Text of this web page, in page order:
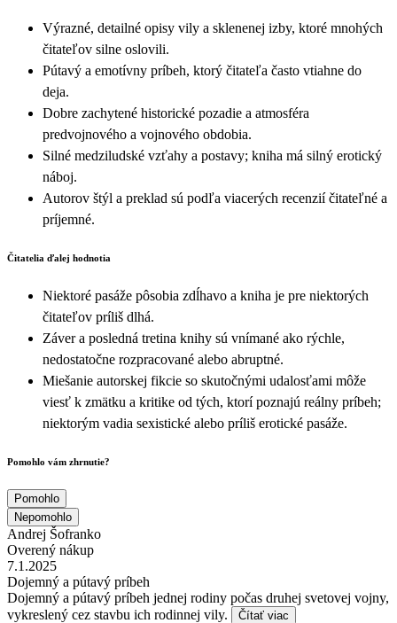
Výrazné, detailné opisy vily a sklenenej izby, ktoré mnohých
čitateľov silne oslovili.
Pútavý a emotívny príbeh, ktorý čitateľa často vtiahne do
deja.
Dobre zachytené historické pozadie a atmosféra
predvojnového a vojnového obdobia.
Silné medziludské vzťahy a postavy; kniha má silný erotický
náboj.
Autorov štýl a preklad sú podľa viacerých recenzií čitateľné a
príjemné.
Čitatelia ďalej hodnotia
Niektoré pasáže pôsobia zdĺhavo a kniha je pre niektorých
čitateľov príliš dlhá.
Záver a posledná tretina knihy sú vnímané ako rýchle,
nedostatočne rozpracované alebo abruptné.
Miešanie autorskej fikcie so skutočnými udalosťami môže
viesť k zmätku a kritike od tých, ktorí poznajú reálny príbeh;
niektorým vadia sexistické alebo príliš erotické pasáže.
Pomohlo vám zhrnutie?
Pomohlo
Nepomohlo
Andrej Šofranko
Overený nákup
7.1.2025
Dojemný a pútavý príbeh
Dojemný a pútavý príbeh jednej rodiny počas druhej svetovej vojny,
vykreslený cez stavbu ich rodinnej vily.
Čítať viac